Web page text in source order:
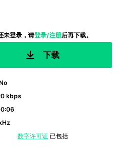
未登录，请登录/注册后再下载。
下载
kbps
数字许可证已包括